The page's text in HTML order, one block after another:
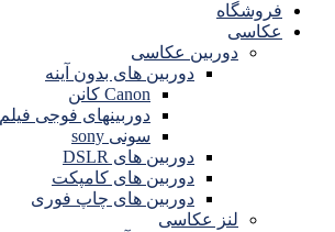
فروشگاه
عکاسی
دوربین عکاسی
دوربین های بدون آینه
Canon کانن
دوربینهای فوجی فیلم
سونی sony
دوربین های DSLR
دوربین های کامپکت
دوربین های چاپ فوری
لنز عکاسی